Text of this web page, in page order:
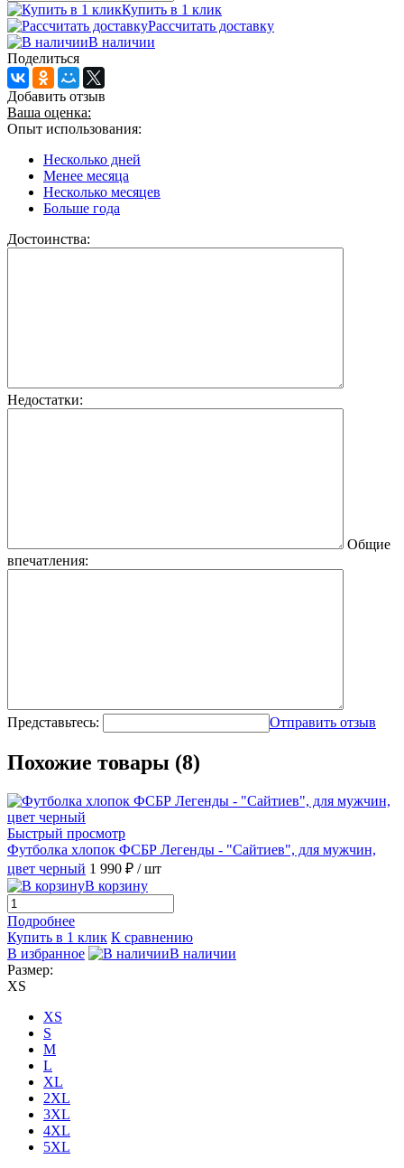
Купить в 1 клик
Рассчитать доставку
В наличии
Поделиться
Добавить отзыв
Ваша оценка:
Опыт использования:
Несколько дней
Менее месяца
Несколько месяцев
Больше года
Достоинства:
Недостатки:
Общие
впечатления:
Представьтесь: Отправить отзыв
Похожие товары (8)
Быстрый просмотр
Футболка хлопок ФСБР Легенды - "Сайтиев", для мужчин,
цвет черный 1 990 ₽ / шт
В корзину
Подробнее
Купить в 1 клик К сравнению
В избранное
В наличии
Размер:
XS
XS
S
M
L
XL
2XL
3XL
4XL
5XL